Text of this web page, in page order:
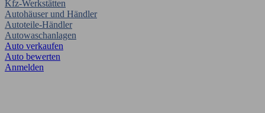
Kfz-Werkstätten
Autohäuser und Händler
Autoteile-Händler
Autowaschanlagen
Auto verkaufen
Auto bewerten
Anmelden